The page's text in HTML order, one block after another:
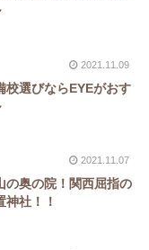
2021.11.09
校選びならEYEがおす
2021.11.07
の奥の院！関西屈指の
神社！！